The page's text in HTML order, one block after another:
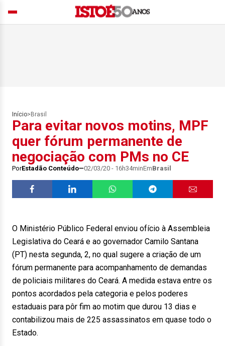
Início> Brasil
Para evitar novos motins, MPF
quer fórum permanente de
negociação com PMs no CE
PorEstadão Conteúdo 02/03/20 - 16h34minEmBrasil
O Ministério Público Federal enviou ofício à Assembleia
Legislativa do Ceará e ao governador Camilo Santana
(PT) nesta segunda, 2, no qual sugere a criação de um
fórum permanente para acompanhamento de demandas
de policiais militares do Ceará. A medida estava entre os
pontos acordados pela categoria e pelos poderes
estaduais para pôr fim ao motim que durou 13 dias e
contabilizou mais de 225 assassinatos em quase todo o
Estado.